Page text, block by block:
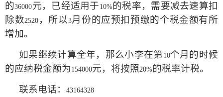
的36000元，已经适用于 10%的税率，需要减去速算扣
除数2520 ，所以 3月份的应预扣预缴的个税金额有所
增加。
如果继续计算全年，那么小李在第 10个月的时候
的应纳税金额为 154000元，将按照20%的税率计税。
联系电话：
43164328